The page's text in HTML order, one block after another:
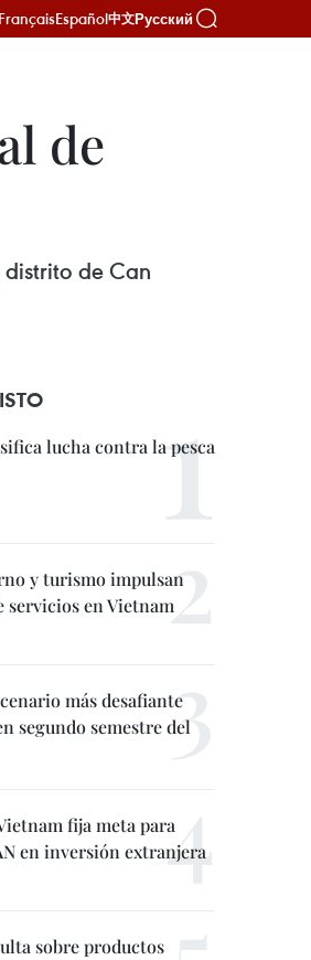
FrançaisEspañol中文Русский
de
de Can
lucha contra la pesca
y turismo impulsan
servicios en Vietnam
más desafiante
segundo semestre del
fija meta para
en inversión extranjera
sobre productos